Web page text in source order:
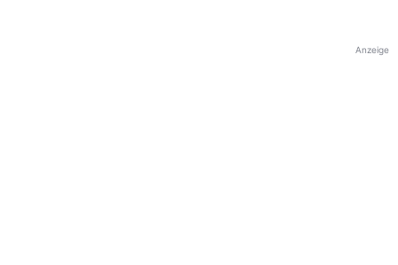
Anzeige